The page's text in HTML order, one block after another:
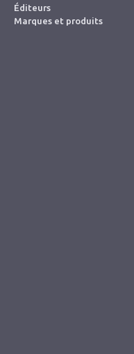
Éditeurs
Marques et produits